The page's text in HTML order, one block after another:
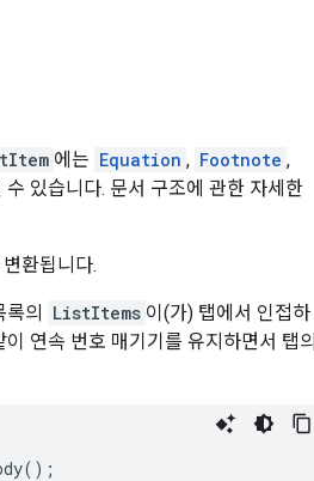
에는 Equation , Footnote ,
수 있습니다. 문서 구조에 관한 자세한
환됩니다.
의 ListItems 이(가) 탭에서 인접하
연속 번호 매기기를 유지하면서 탭의
();